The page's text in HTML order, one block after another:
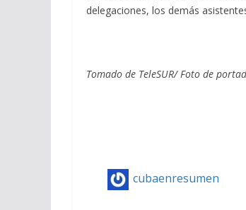
delegaciones, los demás
Tomado de TeleSUR/ Foto de
cubaenresumen